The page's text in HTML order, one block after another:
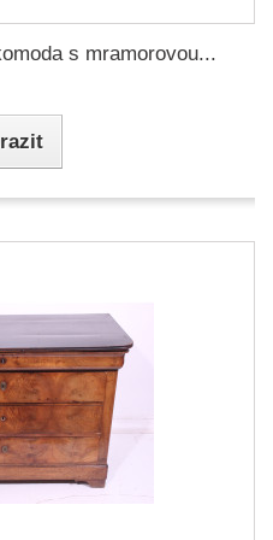
s mramorovou...